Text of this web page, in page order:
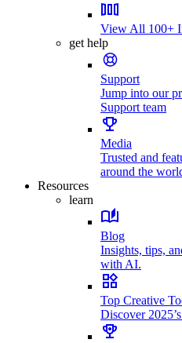
View All 100+
get help
Support
Jump into our
Support team
Media
Trusted and
around the
Resources
learn
Blog
Insights, tips,
with AI.
Top Creative
Discover